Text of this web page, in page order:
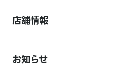
店舗情報
お知らせ